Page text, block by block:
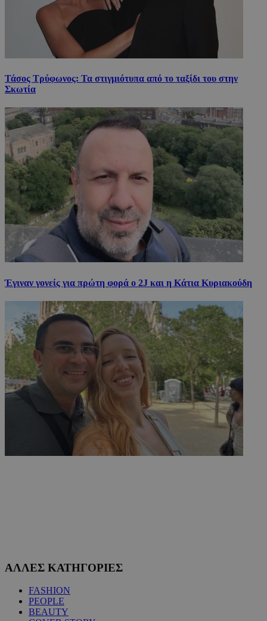
Τάσος Τρύφωνος: Τα στιγμιότυπα από το ταξίδι του στην
Σκωτία
Έγιναν γονείς για πρώτη φορά ο 2J και η Κάτια Κυριακούδη
ΑΛΛΕΣ ΚΑΤΗΓΟΡΙΕΣ
FASHION
PEOPLE
BEAUTY